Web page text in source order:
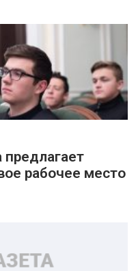
предлагает
рабочее место